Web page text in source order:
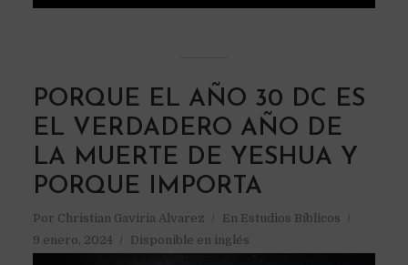
PORQUE EL AÑO 30 DC ES
EL VERDADERO AÑO DE
LA MUERTE DE YESHUA Y
PORQUE IMPORTA
Por Christian Gaviria Alvarez En Estudios Bíblicos
9 enero, 2024
Disponible en inglés